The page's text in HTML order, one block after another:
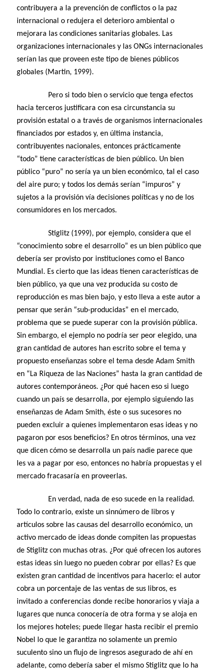
contribuyera a la prevención de conflictos o la paz
internacional o redujera el deterioro ambiental o
mejorara las condiciones sanitarias globales. Las
organizaciones internacionales y las ONGs internacionales
serían las que proveen este tipo de bienes públicos
globales (Martin, 1999).
Pero si todo bien o servicio que tenga efectos
hacia terceros justificara con esa circunstancia su
provisión estatal o a través de organismos internacionales
financiados por estados y, en última instancia,
contribuyentes nacionales, entonces prácticamente
“todo” tiene características de bien público. Un bien
público “puro” no sería ya un bien económico, tal el caso
del aire puro; y todos los demás serían “impuros” y
sujetos a la provisión vía decisiones políticas y no de los
consumidores en los mercados.
Stiglitz (1999), por ejemplo, considera que el
“conocimiento sobre el desarrollo” es un bien público que
debería ser provisto por instituciones como el Banco
Mundial. Es cierto que las ideas tienen características de
bien público, ya que una vez producida su costo de
reproducción es mas bien bajo, y esto lleva a este autor a
pensar que serán “sub-producidas” en el mercado,
problema que se puede superar con la provisión pública.
Sin embargo, el ejemplo no podría ser peor elegido, una
gran cantidad de autores han escrito sobre el tema y
propuesto enseñanzas sobre el tema desde Adam Smith
en “La Riqueza de las Naciones” hasta la gran cantidad de
autores contemporáneos. ¿Por qué hacen eso si luego
cuando un país se desarrolla, por ejemplo siguiendo las
enseñanzas de Adam Smith, éste o sus sucesores no
pueden excluir a quienes implementaron esas ideas y no
pagaron por esos beneficios? En otros términos, una vez
que dicen cómo se desarrolla un país nadie parece que
les va a pagar por eso, entonces no habría propuestas y el
mercado fracasaría en proveerlas.
En verdad, nada de eso sucede en la realidad.
Todo lo contrario, existe un sinnúmero de libros y
artículos sobre las causas del desarrollo económico, un
activo mercado de ideas donde compiten las propuestas
de Stiglitz con muchas otras. ¿Por qué ofrecen los autores
estas ideas sin luego no pueden cobrar por ellas? Es que
existen gran cantidad de incentivos para hacerlo: el autor
cobra un porcentaje de las ventas de sus libros, es
invitado a conferencias donde recibe honorarios y viaja a
lugares que nunca conocería de otra forma y se aloja en
los mejores hoteles; puede llegar hasta recibir el premio
Nobel lo que le garantiza no solamente un premio
suculento sino un flujo de ingresos asegurado de ahí en
adelante, como debería saber el mismo Stiglitz que lo ha